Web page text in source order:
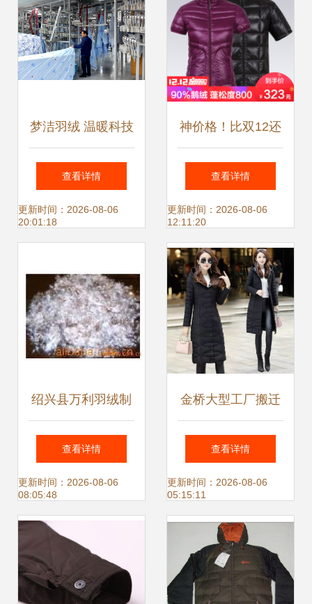
梦洁羽绒 温暖科技
重塑睡眠体验
查看详情
更新时间：2026-08-06
20:01:18
神价格！比双12还
低！Marmot代工厂
君羽半袖羽绒马
甲，90%鹅绒800
蓬松度仅303元
查看详情
更新时间：2026-08-06
12:11:20
绍兴县万利羽绒制
品厂 一羽之轻，承
诺之重
查看详情
更新时间：2026-08-06
08:05:48
金桥大型工厂搬迁
清仓特卖 千余款商
品优惠特促，羽绒
抢购12月31日开启
查看详情
更新时间：2026-08-06
05:15:11